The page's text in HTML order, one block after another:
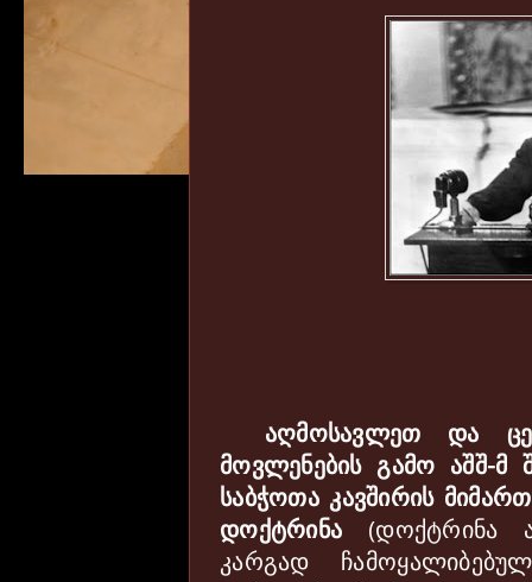
აღმოსავლეთ და
მოვლენების გამო აშშ-მ
საბჭოთა კავშირის მიმართ
დოქტრინა (დოქტრინა
კარგად